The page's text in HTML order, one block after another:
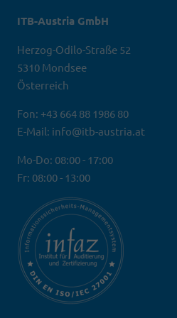
ITB-Austria GmbH
Herzog-Odilo-Straße 52
5310 Mondsee
Österreich
Fon: +43 664 88 1986 80
E-Mail: info@itb-austria.at
Mo-Do: 08:00 - 17:00
Fr: 08:00 - 13:00